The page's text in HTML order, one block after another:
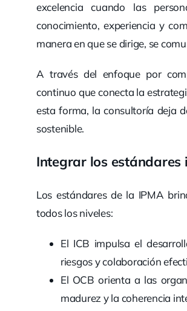
excelencia cuando las
conocimiento, experiencia y
manera en que se dirige, se
A través del enfoque por
continuo que conecta la
esta forma, la consultoría deja
sostenible.
Integrar los
Los estándares de la IPMA
todos los niveles:
El ICB impulsa el
riesgos y colaboración
El OCB orienta a las
madurez y la coherencia